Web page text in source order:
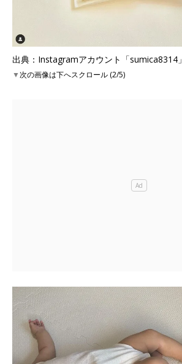
出典：Instagramアカウント「sumica8314」
▼次の画像は下へスクロール (2/5)